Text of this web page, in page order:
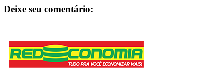
Deixe seu comentário: